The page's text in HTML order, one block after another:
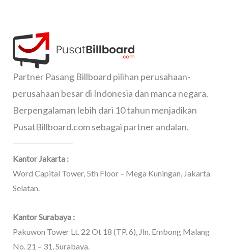
Partner Pasang Billboard pilihan perusahaan-
perusahaan besar di Indonesia dan manca negara.
Berpengalaman lebih dari 10 tahun menjadikan
PusatBillboard.com sebagai partner andalan.
Kantor Jakarta :
Word Capital Tower, 5th Floor – Mega Kuningan, Jakarta
Selatan.
Kantor Surabaya :
Pakuwon Tower Lt. 22 Ot 18 (TP. 6), Jln. Embong Malang
No. 21 – 31, Surabaya.